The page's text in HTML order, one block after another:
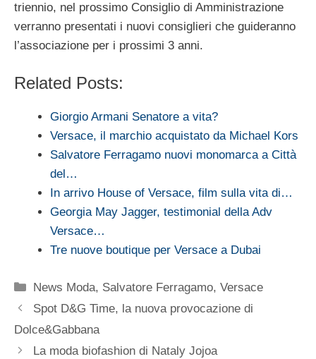
triennio, nel prossimo Consiglio di Amministrazione
verranno presentati i nuovi consiglieri che guideranno
l’associazione per i prossimi 3 anni.
Related Posts:
Giorgio Armani Senatore a vita?
Versace, il marchio acquistato da Michael Kors
Salvatore Ferragamo nuovi monomarca a Città
del…
In arrivo House of Versace, film sulla vita di…
Georgia May Jagger, testimonial della Adv
Versace…
Tre nuove boutique per Versace a Dubai
Categorie
News Moda, Salvatore Ferragamo,Versace
Spot D&G Time, la nuova provocazione di
Dolce&Gabbana
La moda biofashion di Nataly Jojoa